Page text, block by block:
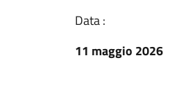
Data :
11 maggio 2026